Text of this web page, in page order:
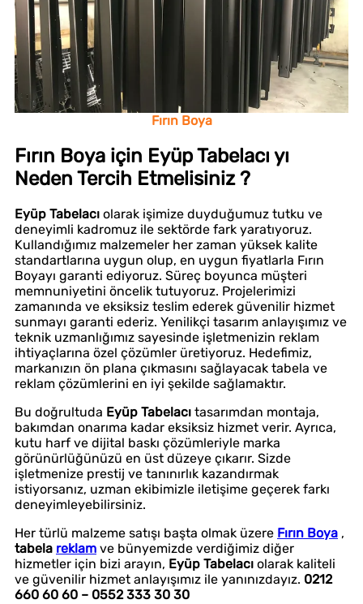
Fırın Boya
Fırın Boya için Eyüp Tabelacı yı
Neden Tercih Etmelisiniz ?
Eyüp Tabelacı olarak işimize duyduğumuz tutku ve
deneyimli kadromuz ile sektörde fark yaratıyoruz.
Kullandığımız malzemeler her zaman yüksek kalite
standartlarına uygun olup, en uygun fiyatlarla Fırın
Boyayı garanti ediyoruz. Süreç boyunca müşteri
memnuniyetini öncelik tutuyoruz. Projelerimizi
zamanında ve eksiksiz teslim ederek güvenilir hizmet
sunmayı garanti ederiz. Yenilikçi tasarım anlayışımız ve
teknik uzmanlığımız sayesinde işletmenizin reklam
ihtiyaçlarına özel çözümler üretiyoruz. Hedefimiz,
markanızın ön plana çıkmasını sağlayacak tabela ve
reklam çözümlerini en iyi şekilde sağlamaktır.
Bu doğrultuda Eyüp Tabelacı tasarımdan montaja,
bakımdan onarıma kadar eksiksiz hizmet verir. Ayrıca,
kutu harf ve dijital baskı çözümleriyle marka
görünürlüğünüzü en üst düzeye çıkarır. Sizde
işletmenize prestij ve tanınırlık kazandırmak
istiyorsanız, uzman ekibimizle iletişime geçerek farkı
deneyimleyebilirsiniz.
Her türlü malzeme satışı başta olmak üzere Fırın Boya ,
tabela reklam ve bünyemizde verdiğimiz diğer
hizmetler için bizi arayın, Eyüp Tabelacı olarak kaliteli
ve güvenilir hizmet anlayışımız ile yanınızdayız. 0212
660 60 60 – 0552 333 30 30